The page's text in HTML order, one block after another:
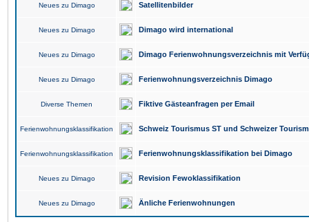
Neues zu Dimago Satellitenbilder
Neues zu Dimago Dimago wird international
Neues zu Dimago Dimago Ferienwohnungsverzeichnis mit
Neues zu Dimago Ferienwohnungsverzeichnis Dimago
Diverse Themen Fiktive Gästeanfragen per Email
Ferienwohnungsklassifikation Schweiz Tourismus ST und Schweizer
Ferienwohnungsklassifikation Ferienwohnungsklassifikation bei Dimago
Neues zu Dimago Revision Fewoklassifikation
Neues zu Dimago Änliche Ferienwohnungen